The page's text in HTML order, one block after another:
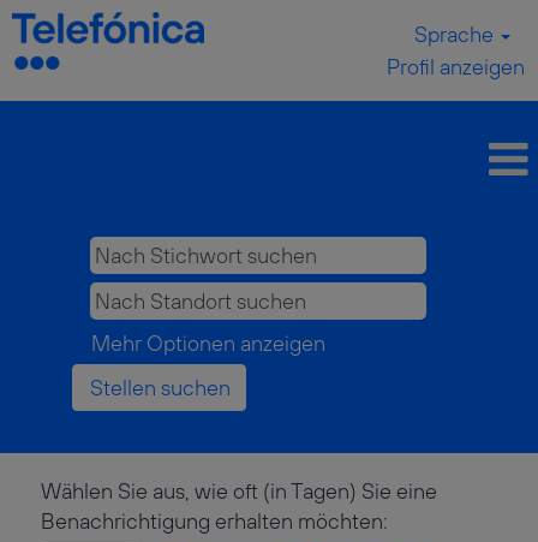
Sprache
Profil anzeigen
Mehr Optionen anzeigen
Wählen Sie aus, wie oft (in Tagen) Sie eine
Benachrichtigung erhalten möchten: